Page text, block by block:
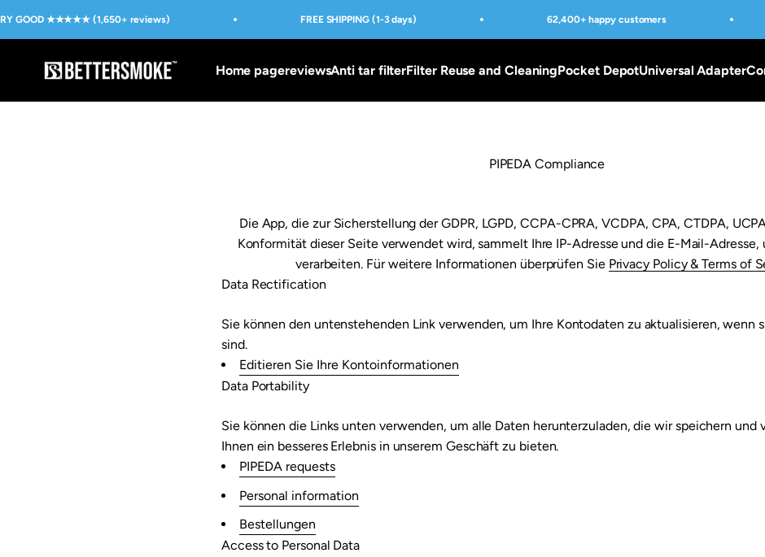
GOOD ★★★★★ (1,650+ reviews) FREE SHIPPING (1-3 days) 62,400+ happy customers
Home pagereviewsAnti tar filterFilter Reuse and CleaningPocket DepotUniversal Adapter
BetterSmoke™
PIPEDA Compliance
Die App, die zur Sicherstellung der GDPR, LGPD, CCPA-CPRA, VCDPA, CPA, CTDPA,
Konformität dieser Seite verwendet wird, sammelt Ihre IP-Adresse und die E-Mail-Adresse,
verarbeiten. Für weitere Informationen überprüfen Sie Privacy Policy & Terms of
Data Rectification
Sie können den untenstehenden Link verwenden, um Ihre Kontodaten zu aktualisieren, wenn
sind.
Editieren Sie Ihre Kontoinformationen
Data Portability
Sie können die Links unten verwenden, um alle Daten herunterzuladen, die wir speichern und
Ihnen ein besseres Erlebnis in unserem Geschäft zu bieten.
PIPEDA requests
Personal information
Bestellungen
Access to Personal Data